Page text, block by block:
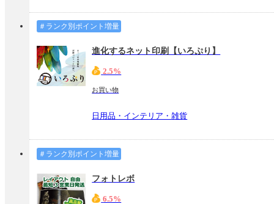
＃ランク別ポイント増量
進化するネット印刷【いろぷり】
2.5%
お買い物
日用品・インテリア・雑貨
＃ランク別ポイント増量
フォトレボ
6.5%